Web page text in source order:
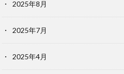
2025年8月
2025年7月
2025年4月